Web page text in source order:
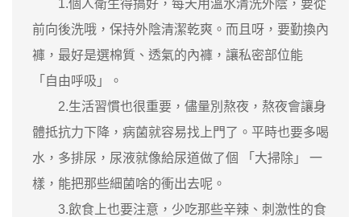
1.個人衛生得搞好，每天用溫水清洗外陰，要從
前向後洗哦，保持外陰清潔乾爽。而且呀，要勤換內
褲，最好是選棉質、透氣的內褲，讓私密部位能
「自由呼吸」。
2.生活習慣也很重要，儘量別熬夜，熬夜會讓身
體抵抗力下降，病菌就容易找上門了。平時也要多喝
水，多排尿，尿液就像給尿道做了個 「大掃除」 一
樣，能把那些細菌啥的衝出去呢。
3.飲食上也要注意，少吃那些辛辣、刺激性的食